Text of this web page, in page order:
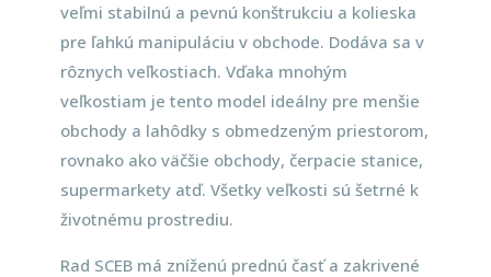
veľmi stabilnú a pevnú konštrukciu a kolieska
pre ľahkú manipuláciu v obchode. Dodáva sa v
rôznych veľkostiach. Vďaka mnohým
veľkostiam je tento model ideálny pre menšie
obchody a lahôdky s obmedzeným priestorom,
rovnako ako väčšie obchody, čerpacie stanice,
supermarkety atď. Všetky veľkosti sú šetrné k
životnému prostrediu.
Rad SCEB má zníženú prednú časť a zakrivené